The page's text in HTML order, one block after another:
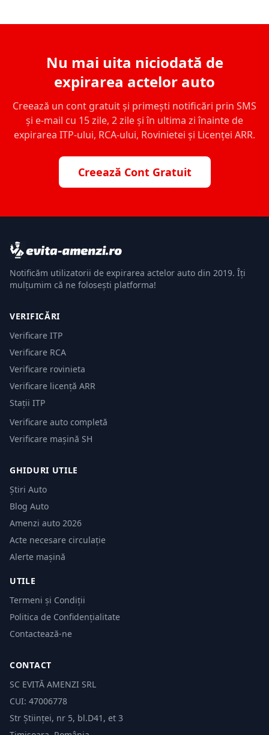
Nu mai uita niciodată de
expirarea actelor auto
Creează un cont gratuit și primești notificări prin SMS
și e-mail cu 15 zile, 2 zile și în ultima zi înainte de
expirarea ITP-ului, RCA-ului, Rovinietei și Licenței ARR.
Creează Cont Gratuit
Notificăm utilizatorii de expirarea actelor auto din 2019. Îți
mulțumim că ne folosești platforma!
VERIFICĂRI
Verificare ITP
Verificare RCA
Verificare rovinieta
Verificare licență ARR
Stații ITP
Verificare auto completă
Verificare mașină SH
GHIDURI UTILE
Știri Auto
Blog Auto
Amenzi auto 2026
Acte necesare circulație
Alerte mașină
UTILE
Termeni și Condiții
Politica de Confidențialitate
Contactează-ne
CONTACT
SC EVITĂ AMENZI SRL
CUI: 47006778
Str Științei, nr 5, bl.D41, et 3